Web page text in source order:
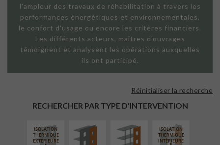
l'ampleur des travaux de réhabilitation à travers les
performances énergétiques et environnementales,
le confort d'usage ou encore les critères financiers.
Les différents acteurs, maîtres d'ouvrages
témoignent et analysent les opérations auxquelles
ils ont participé.
RECHERCHER PAR TYPE D'INTERVENTION
Réinitialiser la recherche
ISOLATION
THERMIQUE
EXTÉRIEURE
FAÇADE SUR
LINÉAIRE
ISOLATION
THERMIQUE
INTÉRIEURE
RÉAMÉNAGEMENT
INTÉRIEUR
RÉFECTION DES
TOITURES